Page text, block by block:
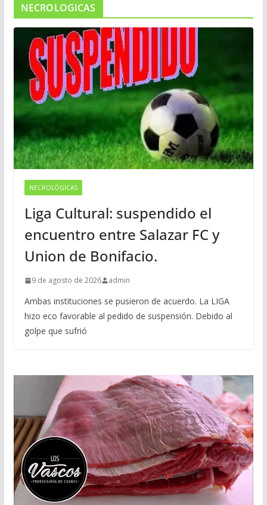
NECROLOGICAS
NECROLÓGICAS
Liga Cultural: suspendido el
encuentro entre Salazar FC y
Union de Bonifacio.
9 de agosto de 2026 admin
Ambas instituciones se pusieron de acuerdo. La LIGA
hizo eco favorable al pedido de suspensión. Debido al
golpe que sufrió